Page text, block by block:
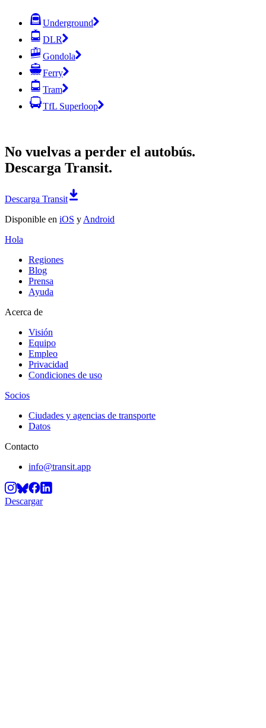
Underground
DLR
Gondola
Ferry
Tram
TfL Superloop
No vuelvas a perder el autobús.
Descarga Transit.
Descarga Transit
Disponible en iOS y Android
Hola
Regiones
Blog
Prensa
Ayuda
Acerca de
Visión
Equipo
Empleo
Privacidad
Condiciones de uso
Socios
Ciudades y agencias de transporte
Datos
Contacto
info@transit.app
Descargar